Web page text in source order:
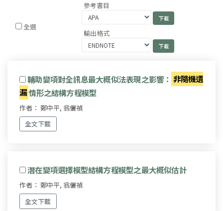
全選
參考書目
輸出格式
輔助變項對全訊息最大概似法表現之影響： 非隨機遺
漏情形之結構方程模型
作者： 鄭中平, 翁儷禎
全文下載
潛在變項選擇模型結構方程模型之最大概似估計
作者： 鄭中平, 翁儷禎
全文下載